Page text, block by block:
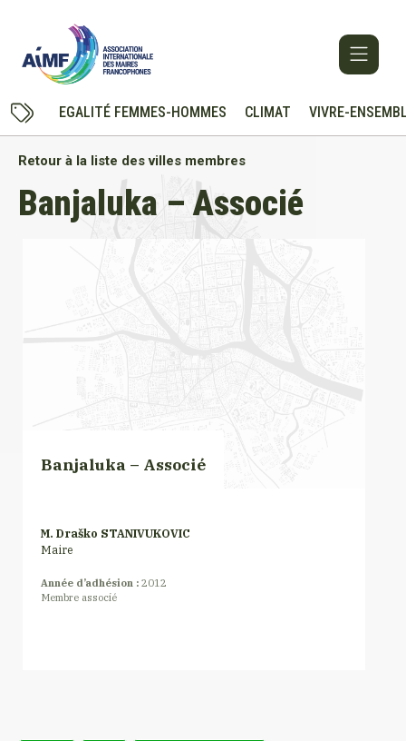
EGALITÉ FEMMES-HOMMES CLIMAT VIVRE-
Retour à la liste des villes membres
Banjaluka – Associé
Banjaluka – Associé
M. Draško STANIVUKOVIC
Maire
Année d’adhésion : 2012
Membre associé